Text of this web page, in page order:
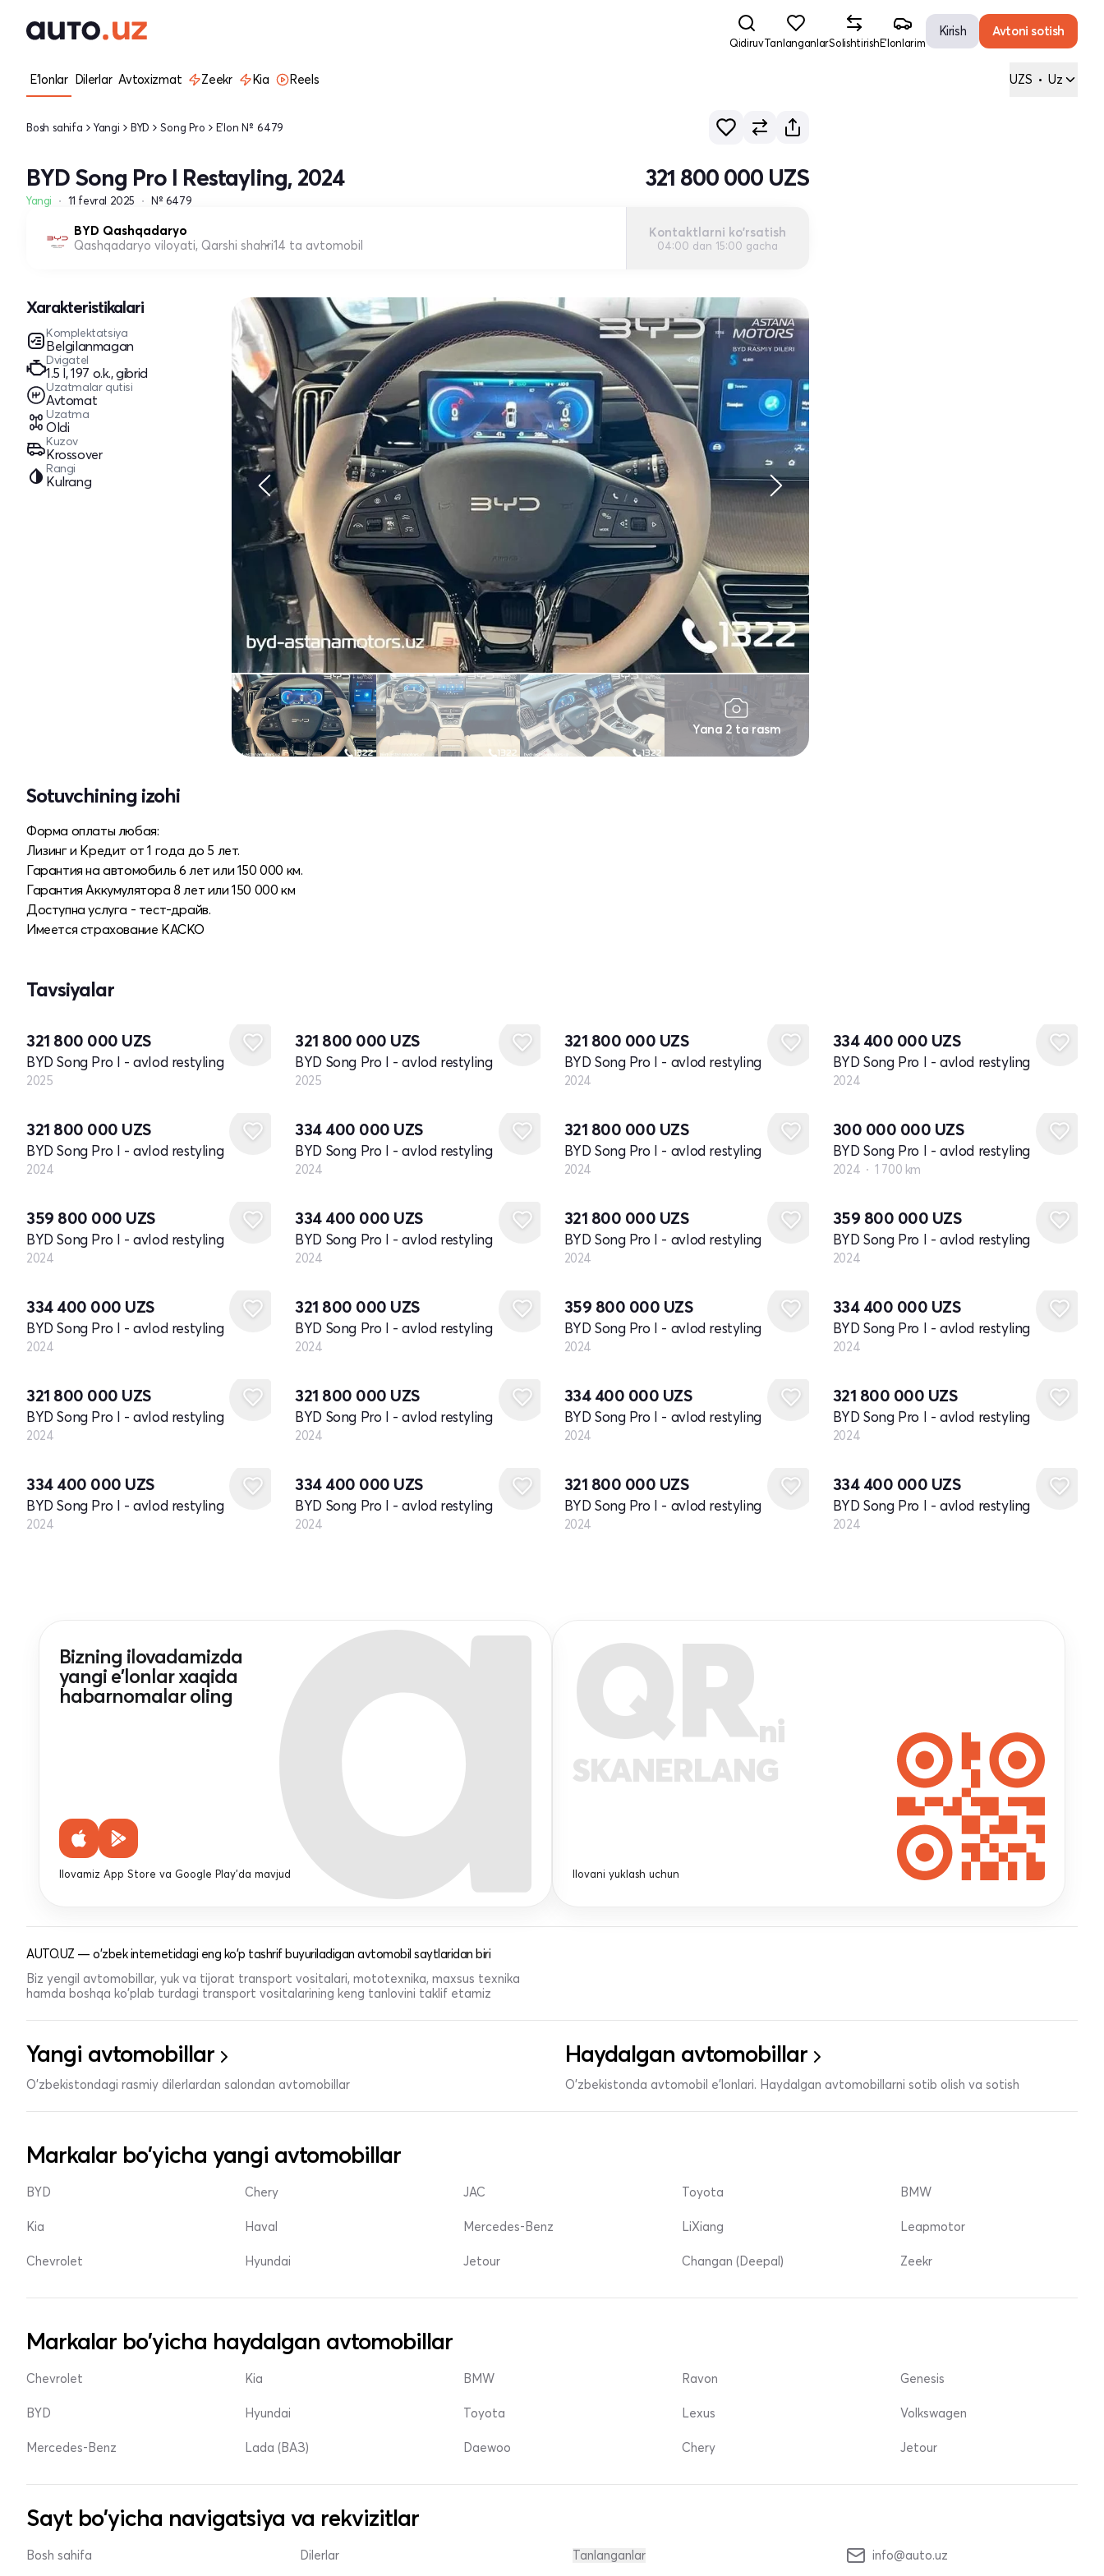
QidiruvTanlanganlarSolishtirishE'lonlarim
Kirish Avtoni sotish
E'lonlar Dilerlar Avtoxizmat Zeekr Kia Reels UZS • Uz
Bosh sahifa Yangi BYD Song Pro E'lon № 6479
BYD Song Pro I Restayling, 2024
Yangi 11 fevral 2025 № 6479
321 800 000 UZS
BYD Qashqadaryo
Qashqadaryo viloyati, Qarshi shahri14 ta avtomobil
Kontaktlarni ko'rsatish
04:00 dan 15:00 gacha
Xarakteristikalari
Komplektatsiya
Belgilanmagan
Dvigatel
1.5 l, 197 o.k., gibrid
Uzatmalar qutisi
Avtomat
Uzatma
Oldi
Kuzov
Krossover
Rangi
Kulrang
Yana 2 ta rasm
Sotuvchining izohi
Форма оплаты любая:
Лизинг и Кредит от 1 года до 5 лет.
Гарантия на автомобиль 6 лет или 150 000 км.
Гарантия Аккумулятора 8 лет или 150 000 км
Доступна услуга - тест-драйв.
Имеется страхование КАСКО
Tavsiyalar
321 800 000 UZS
BYD Song Pro I - avlod restyling
2025
321 800 000 UZS
BYD Song Pro I - avlod restyling
2025
321 800 000 UZS
BYD Song Pro I - avlod restyling
2024
334 400 000 UZS
BYD Song Pro I - avlod restyling
2024
321 800 000 UZS
BYD Song Pro I - avlod restyling
2024
334 400 000 UZS
BYD Song Pro I - avlod restyling
2024
321 800 000 UZS
BYD Song Pro I - avlod restyling
2024
300 000 000 UZS
BYD Song Pro I - avlod restyling
2024 1 700 km
359 800 000 UZS
BYD Song Pro I - avlod restyling
2024
334 400 000 UZS
BYD Song Pro I - avlod restyling
2024
321 800 000 UZS
BYD Song Pro I - avlod restyling
2024
359 800 000 UZS
BYD Song Pro I - avlod restyling
2024
334 400 000 UZS
BYD Song Pro I - avlod restyling
2024
321 800 000 UZS
BYD Song Pro I - avlod restyling
2024
359 800 000 UZS
BYD Song Pro I - avlod restyling
2024
334 400 000 UZS
BYD Song Pro I - avlod restyling
2024
321 800 000 UZS
BYD Song Pro I - avlod restyling
2024
321 800 000 UZS
BYD Song Pro I - avlod restyling
2024
334 400 000 UZS
BYD Song Pro I - avlod restyling
2024
321 800 000 UZS
BYD Song Pro I - avlod restyling
2024
334 400 000 UZS
BYD Song Pro I - avlod restyling
2024
334 400 000 UZS
BYD Song Pro I - avlod restyling
2024
321 800 000 UZS
BYD Song Pro I - avlod restyling
2024
334 400 000 UZS
BYD Song Pro I - avlod restyling
2024
Bizning ilovadamizda
yangi e'lonlar xaqida
habarnomalar oling
Ilovamiz App Store va Google Play'da mavjud
QRni
SKANERLANG
Ilovani yuklash uchun
AUTO.UZ — o'zbek internetidagi eng ko'p tashrif buyuriladigan avtomobil saytlaridan biri
Biz yengil avtomobillar, yuk va tijorat transport vositalari, mototexnika, maxsus texnika
hamda boshqa ko'plab turdagi transport vositalarining keng tanlovini taklif etamiz
Yangi avtomobillar
O'zbekistondagi rasmiy dilerlardan salondan avtomobillar
Haydalgan avtomobillar
O'zbekistonda avtomobil e’lonlari. Haydalgan avtomobillarni sotib olish va sotish
Markalar bo'yicha yangi avtomobillar
BYD
Kia
Chevrolet
Chery
Haval
Hyundai
JAC
Mercedes-Benz
Jetour
Toyota
LiXiang
Changan (Deepal)
BMW
Leapmotor
Zeekr
Markalar bo'yicha haydalgan avtomobillar
Chevrolet
BYD
Mercedes-Benz
Kia
Hyundai
Lada (ВАЗ)
BMW
Toyota
Daewoo
Ravon
Lexus
Chery
Genesis
Volkswagen
Jetour
Sayt bo'yicha navigatsiya va rekvizitlar
Bosh sahifa Dilerlar Tanlanganlar info@auto.uz